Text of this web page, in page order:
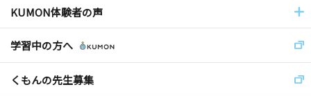
KUMON体験者の声
学習中の方へ
くもんの先生募集